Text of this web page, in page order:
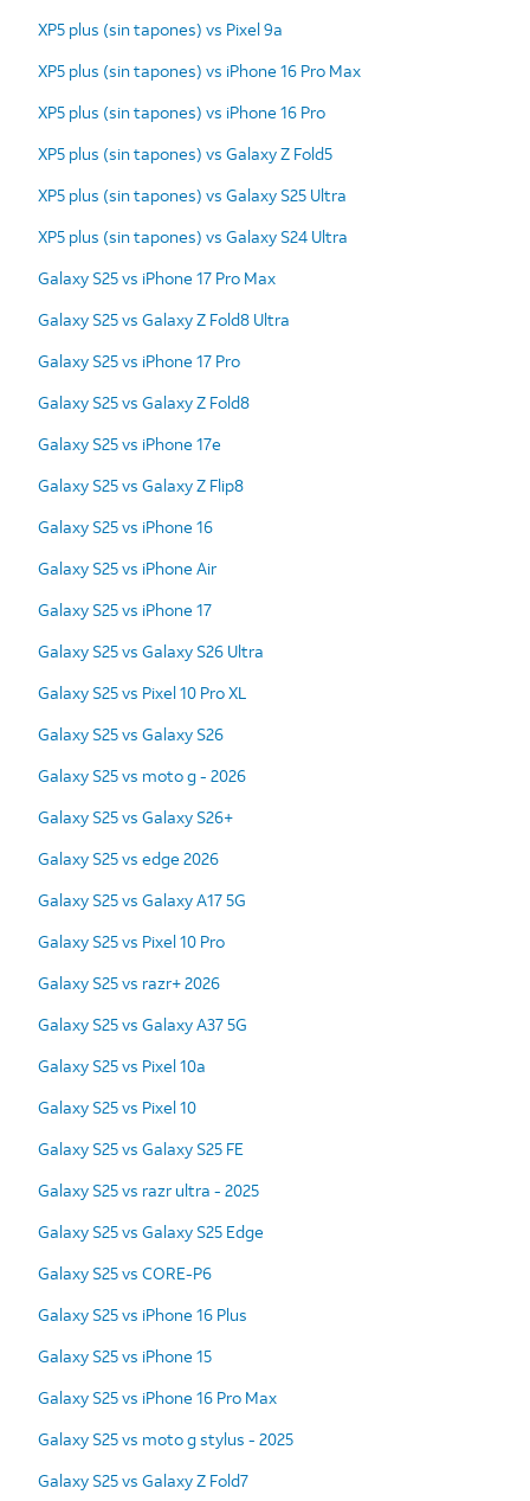
XP5 plus (sin tapones) vs Pixel 9a
XP5 plus (sin tapones) vs iPhone 16 Pro Max
XP5 plus (sin tapones) vs iPhone 16 Pro
XP5 plus (sin tapones) vs Galaxy Z Fold5
XP5 plus (sin tapones) vs Galaxy S25 Ultra
XP5 plus (sin tapones) vs Galaxy S24 Ultra
Galaxy S25 vs iPhone 17 Pro Max
Galaxy S25 vs Galaxy Z Fold8 Ultra
Galaxy S25 vs iPhone 17 Pro
Galaxy S25 vs Galaxy Z Fold8
Galaxy S25 vs iPhone 17e
Galaxy S25 vs Galaxy Z Flip8
Galaxy S25 vs iPhone 16
Galaxy S25 vs iPhone Air
Galaxy S25 vs iPhone 17
Galaxy S25 vs Galaxy S26 Ultra
Galaxy S25 vs Pixel 10 Pro XL
Galaxy S25 vs Galaxy S26
Galaxy S25 vs moto g - 2026
Galaxy S25 vs Galaxy S26+
Galaxy S25 vs edge 2026
Galaxy S25 vs Galaxy A17 5G
Galaxy S25 vs Pixel 10 Pro
Galaxy S25 vs razr+ 2026
Galaxy S25 vs Galaxy A37 5G
Galaxy S25 vs Pixel 10a
Galaxy S25 vs Pixel 10
Galaxy S25 vs Galaxy S25 FE
Galaxy S25 vs razr ultra - 2025
Galaxy S25 vs Galaxy S25 Edge
Galaxy S25 vs CORE-P6
Galaxy S25 vs iPhone 16 Plus
Galaxy S25 vs iPhone 15
Galaxy S25 vs iPhone 16 Pro Max
Galaxy S25 vs moto g stylus - 2025
Galaxy S25 vs Galaxy Z Fold7